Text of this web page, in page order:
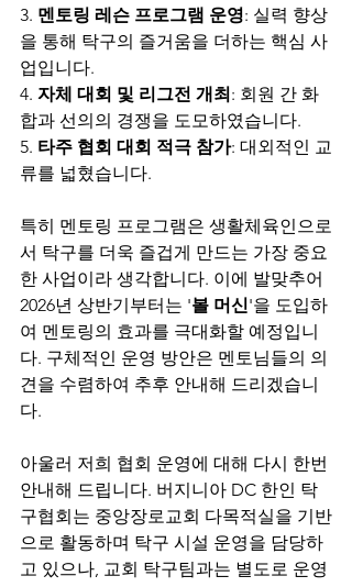
3. 멘토링 레슨 프로그램 운영: 실력 향상
을 통해 탁구의 즐거움을 더하는 핵심 사
업입니다.
4. 자체 대회 및 리그전 개최: 회원 간 화
합과 선의의 경쟁을 도모하였습니다.
5. 타주 협회 대회 적극 참가: 대외적인 교
류를 넓혔습니다.
특히 멘토링 프로그램은 생활체육인으로
서 탁구를 더욱 즐겁게 만드는 가장 중요
한 사업이라 생각합니다. 이에 발맞추어
2026년 상반기부터는 '볼 머신'을 도입하
여 멘토링의 효과를 극대화할 예정입니
다. 구체적인 운영 방안은 멘토님들의 의
견을 수렴하여 추후 안내해 드리겠습니
다.
아울러 저희 협회 운영에 대해 다시 한번
안내해 드립니다. 버지니아 DC 한인 탁
구협회는 중앙장로교회 다목적실을 기반
으로 활동하며 탁구 시설 운영을 담당하
고 있으나, 교회 탁구팀과는 별도로 운영